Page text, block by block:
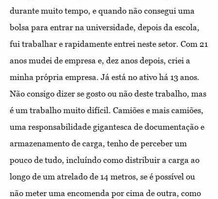
durante muito tempo, e quando não consegui uma
bolsa para entrar na universidade, depois da escola,
fui trabalhar e rapidamente entrei neste setor. Com 21
anos mudei de empresa e, dez anos depois, criei a
minha própria empresa. Já está no ativo há 13 anos.
Não consigo dizer se gosto ou não deste trabalho, mas
é um trabalho muito difícil. Camiões e mais camiões,
uma responsabilidade gigantesca de documentação e
armazenamento de carga, tenho de perceber um
pouco de tudo, incluíndo como distribuir a carga ao
longo de um atrelado de 14 metros, se é possível ou
não meter uma encomenda por cima de outra, como